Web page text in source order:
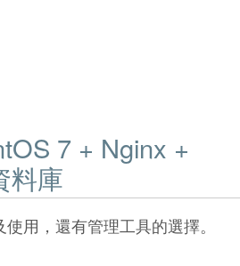
7 + Nginx +
料庫
用，還有管理工具的選擇。